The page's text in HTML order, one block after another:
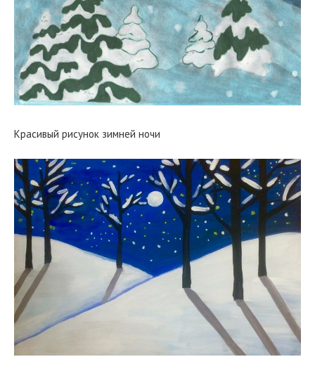
Красивый рисунок зимней ночи